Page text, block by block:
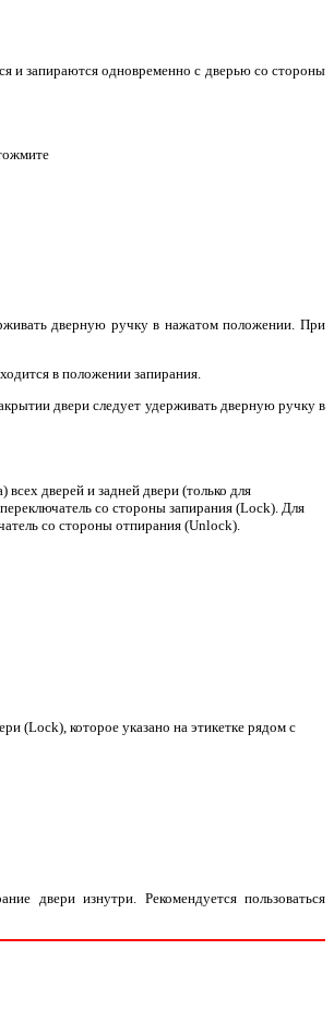
и запираются одновременно с дверью со стороны
дверную ручку в нажатом положении. При
в положении запирания.
двери следует удерживать дверную ручку в
всех дверей и задней двери (только для
со стороны запирания (Lock). Для
со стороны отпирания (Unlock).
(Lock), которое указано на этикетке рядом с
двери изнутри. Рекомендуется пользоваться